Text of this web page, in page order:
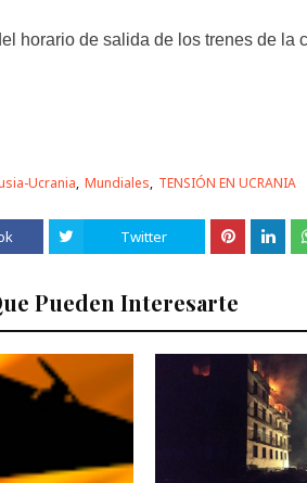
horario de salida de los trenes de
Ucrania Mundiales TENSIÓN EN UCRANIA
Twitter
Pueden Interesarte